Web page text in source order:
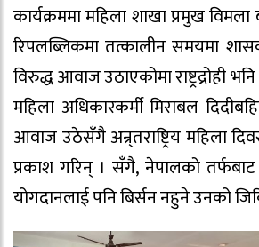
कार्यक्रममा महिला शाखा प्रमुख
रिपलब्लिकमा तत्कालीन समयमा
विरुद्ध आवाज उठाएकोमा राष्ट्रद्रोही
महिला अधिकारकर्मी मिराबल
आवाज उठेसँगै अन्र्तराष्ट्रिय महिला
प्रकाश गरिन् । सँगै, नेपालको तर्फबाट
योगदानलाई पनि बिर्सन नहुने उनको